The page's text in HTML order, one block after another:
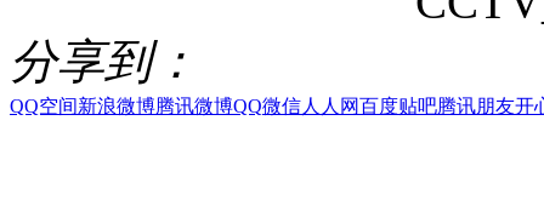
分享到：
QQ空间新浪微博腾讯微博QQ微信人人网百度贴吧腾讯朋友开